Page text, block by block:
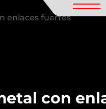
enlaces fuertes
con